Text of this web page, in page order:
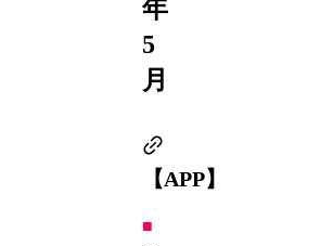
年
5
月
【APP】
■